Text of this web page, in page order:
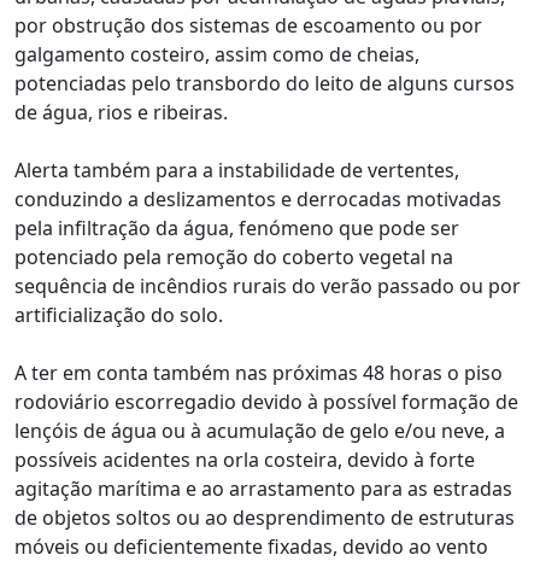
por obstrução dos sistemas de escoamento ou por
galgamento costeiro, assim como de cheias,
potenciadas pelo transbordo do leito de alguns cursos
de água, rios e ribeiras.
Alerta também para a instabilidade de vertentes,
conduzindo a deslizamentos e derrocadas motivadas
pela infiltração da água, fenómeno que pode ser
potenciado pela remoção do coberto vegetal na
sequência de incêndios rurais do verão passado ou por
artificialização do solo.
A ter em conta também nas próximas 48 horas o piso
rodoviário escorregadio devido à possível formação de
lençóis de água ou à acumulação de gelo e/ou neve, a
possíveis acidentes na orla costeira, devido à forte
agitação marítima e ao arrastamento para as estradas
de objetos soltos ou ao desprendimento de estruturas
móveis ou deficientemente fixadas, devido ao vento